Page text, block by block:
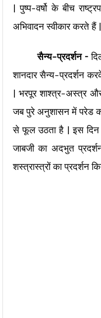
| पुष्प-वर्षो के बीच
अभिवादन स्वीकार करते हैं |
सैन्य-प्रदर्शन –
शानदार सैन्य-प्रदर्शन
| भरपूर शाश्त्र-अस्त्र
जब पुरे अनुशासन में परेड
से फूल उठता है | इस
जाबजी का अदभुत
शस्त्रास्त्रों का प्रदर्शन